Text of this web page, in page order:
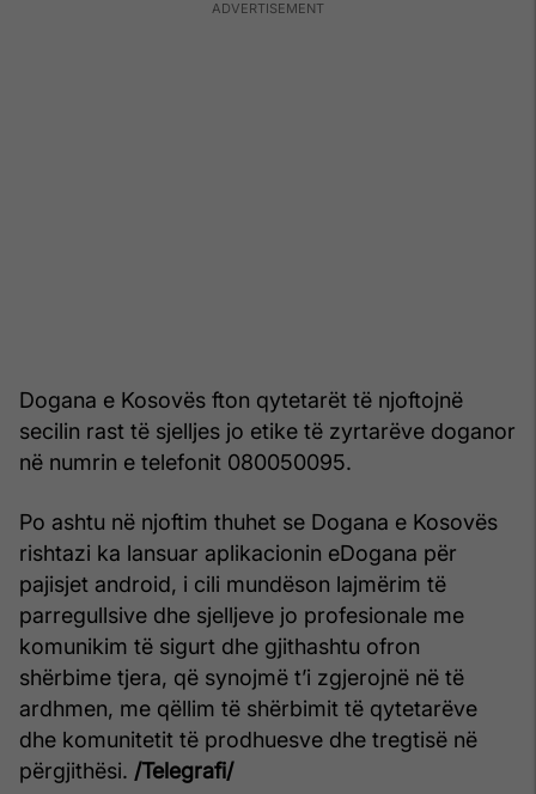
Dogana e Kosovës fton qytetarët të njoftojnë
secilin rast të sjelljes jo etike të zyrtarëve doganor
në numrin e telefonit 080050095.
Po ashtu në njoftim thuhet se Dogana e Kosovës
rishtazi ka lansuar aplikacionin eDogana për
pajisjet android, i cili mundëson lajmërim të
parregullsive dhe sjelljeve jo profesionale me
komunikim të sigurt dhe gjithashtu ofron
shërbime tjera, që synojmë t’i zgjerojnë në të
ardhmen, me qëllim të shërbimit të qytetarëve
dhe komunitetit të prodhuesve dhe tregtisë në
përgjithësi. /Telegrafi/